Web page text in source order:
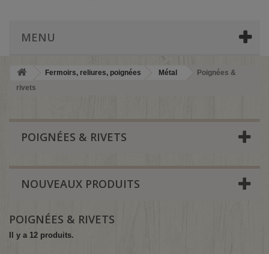
MENU
Fermoirs, reliures, poignées Métal
Poignées &
rivets
POIGNÉES & RIVETS
NOUVEAUX PRODUITS
POIGNÉES & RIVETS
Il y a 12 produits.